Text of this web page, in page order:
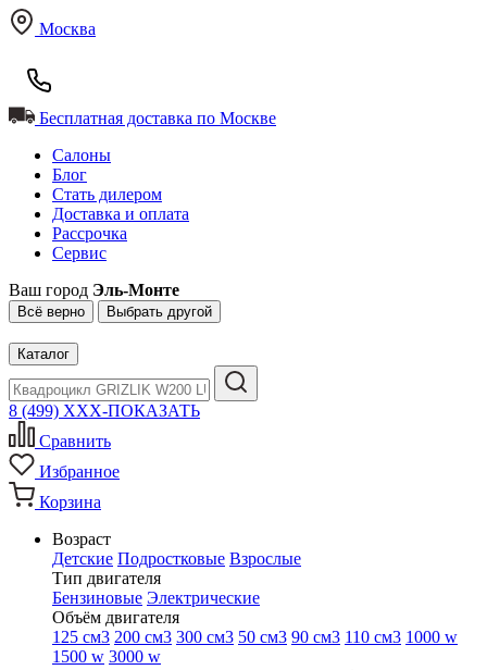
Москва
Бесплатная доставка по Москве
Салоны
Блог
Стать дилером
Доставка и оплата
Рассрочка
Сервис
Ваш город Эль-Монте
Всё верно Выбрать другой
Каталог
8 (499) XXX-ПОКАЗАТЬ
Сравнить
Избранное
Корзина
Возраст
Детские Подростковые Взрослые
Тип двигателя
Бензиновые Электрические
Объём двигателя
125 см3 200 см3 300 см3 50 см3 90 см3 110 см3 1000 w
1500 w 3000 w